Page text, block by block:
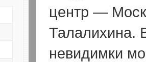
центр —
Талалихина.
невидимки